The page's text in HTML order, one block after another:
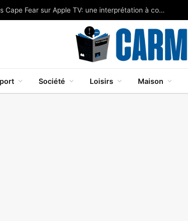
Javier Bardem brille dans Cape Fear sur Apple TV: une interprétation à couper le souffle
Société Loisirs Maison